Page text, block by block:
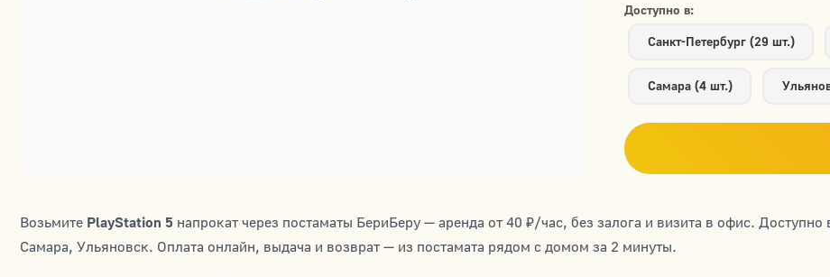
Доступно в:
Санкт-Петербург (29 шт.)
Самара (4 шт.)
Возьмите PlayStation 5 напрокат через постаматы БериБеру — аренда от 40 ₽/час, без залога и визита в офис.
Самара, Ульяновск. Оплата онлайн, выдача и возврат — из постамата рядом с домом за 2 минуты.